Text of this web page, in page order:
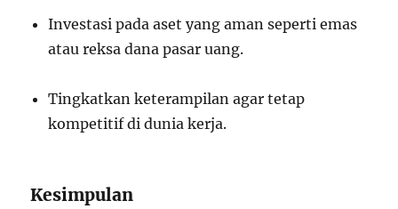
Investasi pada aset yang aman seperti emas
atau reksa dana pasar uang.
Tingkatkan keterampilan agar tetap
kompetitif di dunia kerja.
Kesimpulan